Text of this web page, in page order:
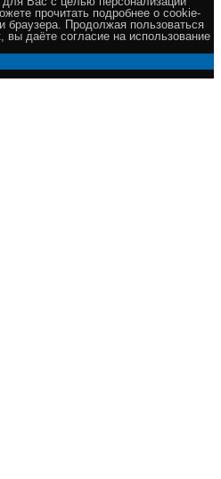
прочитать подробнее о cookie-
браузера. Продолжая пользоваться
вы даёте согласие на использование